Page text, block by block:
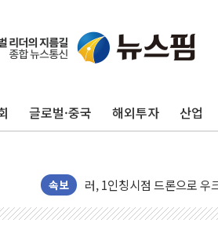
글로벌·중국 해외투자 산업
속보
리투아니아 국방 "러, 우크
김정관 장관 "영업이익
뉴욕증시 프리뷰, 미 주가